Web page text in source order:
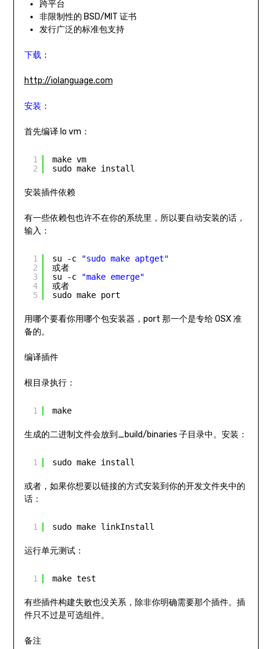
跨平台
非限制性的 BSD/MIT 证书
发行广泛的标准包支持
下载：
http://iolanguage.com
安装 ：
首先编译 Io vm：
1
2
make vm
sudo make install
安装插件依赖
有一些依赖包也许不在你的系统里，所以要自动安装的话，
输入：
1
2
3
4
5
su -c
"sudo make aptget"
或者
su -c
"make emerge"
或者
sudo make port
用哪个要看你用哪个包安装器，port 那一个是专给 OSX 准
备的。
编译插件
根目录执行：
1 make
生成的二进制文件会放到_build/binaries 子目录中。安装：
1 sudo make install
或者，如果你想要以链接的方式安装到你的开发文件夹中的
话：
1 sudo make linkInstall
运行单元测试：
1 make test
有些插件构建失败也没关系，除非你明确需要那个插件。插
件只不过是可选组件。
备注